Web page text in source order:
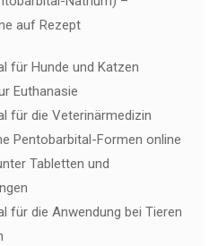
auf Rezept
für Hunde und Katzen
Euthanasie
für die Veterinärmedizin
Pentobarbital-Formen online
Tabletten und
für die Anwendung bei Tieren